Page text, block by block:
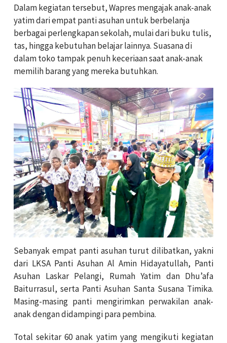
Dalam kegiatan tersebut, Wapres mengajak anak-anak
yatim dari empat panti asuhan untuk berbelanja
berbagai perlengkapan sekolah, mulai dari buku tulis,
tas, hingga kebutuhan belajar lainnya. Suasana di
dalam toko tampak penuh keceriaan saat anak-anak
memilih barang yang mereka butuhkan.
Sebanyak empat panti asuhan turut dilibatkan, yakni
dari LKSA Panti Asuhan Al Amin Hidayatullah, Panti
Asuhan Laskar Pelangi, Rumah Yatim dan Dhu’afa
Baiturrasul, serta Panti Asuhan Santa Susana Timika.
Masing-masing panti mengirimkan perwakilan anak-
anak dengan didampingi para pembina.
Total sekitar 60 anak yatim yang mengikuti kegiatan